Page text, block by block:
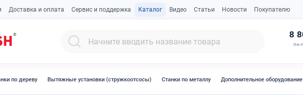
Доставка и оплата Сервис и поддержка Каталог Видео Статьи Новости Покупателю
8
пн-
по дереву Вытяжные установки (стружкоотсосы) Станки по металлу Дополнительное оборудование